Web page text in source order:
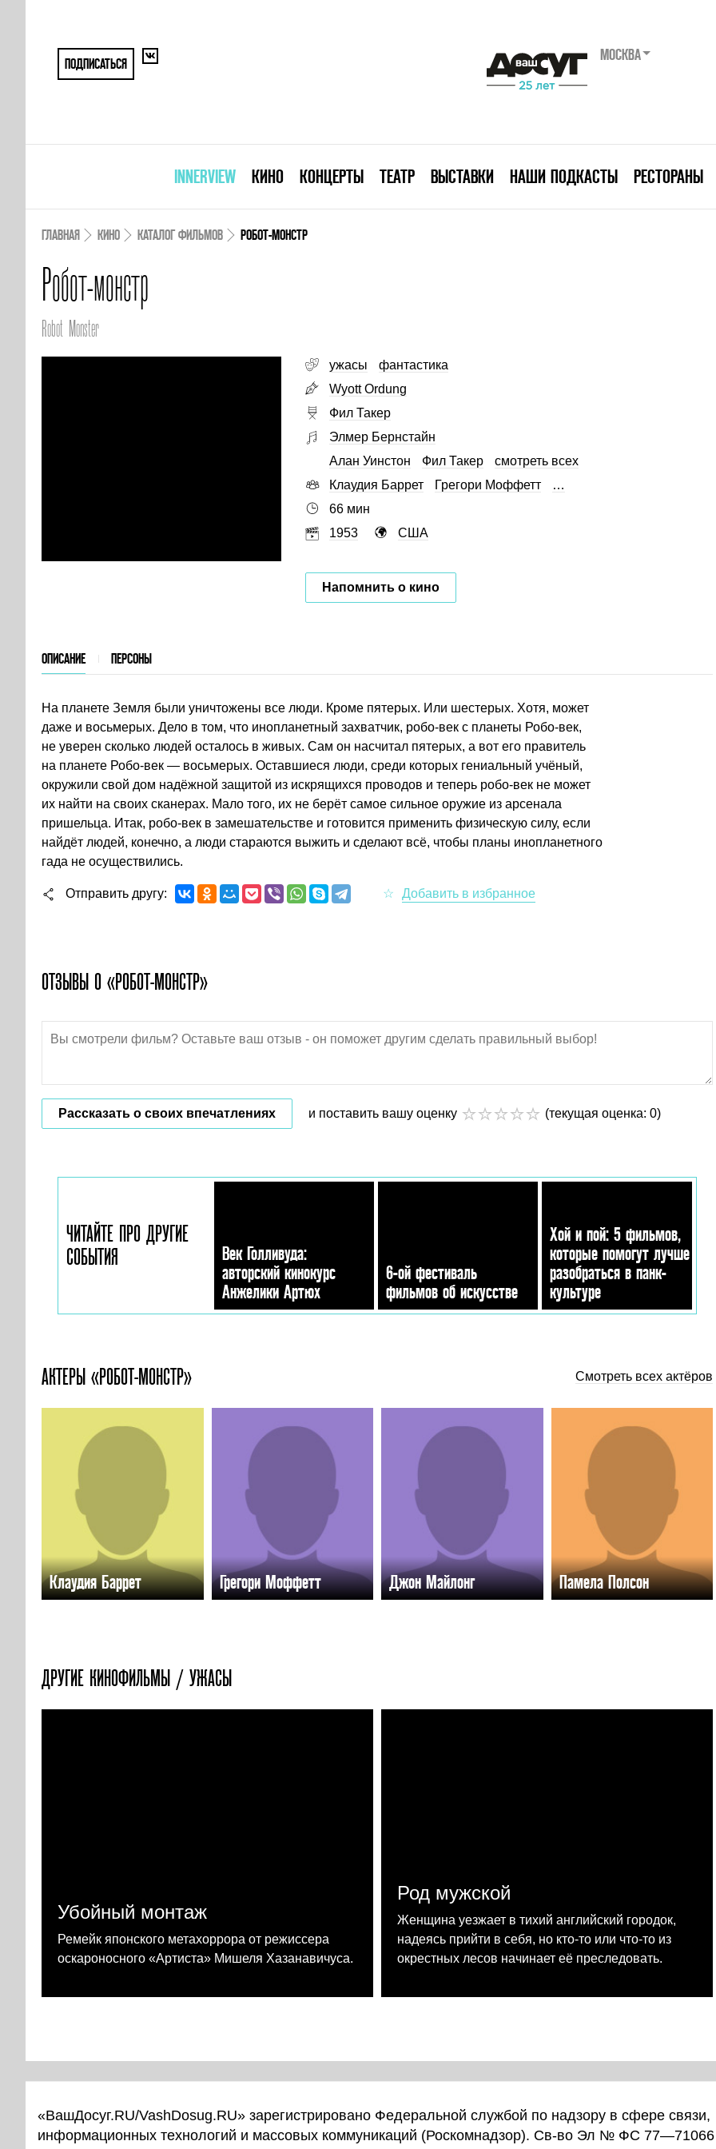
ПОДПИСАТЬСЯ
МОСКВА
INNERVIEW КИНО КОНЦЕРТЫ ТЕАТР ВЫСТАВКИ НАШИ ПОДКАСТЫ РЕСТОРАНЫ
ГЛАВНАЯ КИНО КАТАЛОГ ФИЛЬМОВ РОБОТ-МОНСТР
Робот-монстр
Robot Monster
ужасы
фантастика
Wyott Ordung
Фил Такер
Элмер Бернстайн
Алан Уинстон
Фил Такер
смотреть всех
Клаудия Баррет
Грегори Моффетт
…
66 мин
1953
США
Напомнить о кино
ОПИСАНИЕ ПЕРСОНЫ
На планете Земля были уничтожены все люди. Кроме пятерых. Или шестерых. Хотя, может
даже и восьмерых. Дело в том, что инопланетный захватчик, робо-век с планеты Робо-век,
не уверен сколько людей осталось в живых. Сам он насчитал пятерых, а вот его правитель
на планете Робо-век — восьмерых. Оставшиеся люди, среди которых гениальный учёный,
окружили свой дом надёжной защитой из искрящихся проводов и теперь робо-век не может
их найти на своих сканерах. Мало того, их не берёт самое сильное оружие из арсенала
пришельца. Итак, робо-век в замешательстве и готовится применить физическую силу, если
найдёт людей, конечно, а люди стараются выжить и сделают всё, чтобы планы инопланетного
гада не осуществились.
Отправить другу
ОТЗЫВЫ О «РОБОТ-МОНСТР»
Рассказать о своих впечатлениях и поставить вашу оценку (текущая оценка: 0)
ЧИТАЙТЕ ПРО ДРУГИЕ
СОБЫТИЯ
Век Голливуда:
авторский кинокурс
Анжелики Артюх
6-ой фестиваль
фильмов об искусстве
Хой и пой: 5 фильмов,
которые помогут лучше
разобраться в панк-
культуре
АКТЕРЫ «РОБОТ-МОНСТР» Смотреть всех актёров
Клаудия Баррет Грегори Моффетт Джон Майлонг Памела Полсон
ДРУГИЕ КИНОФИЛЬМЫ / УЖАСЫ
Убойный монтаж
Ремейк японского метахоррора от режиссера
оскароносного «Артиста» Мишеля Хазанавичуса.
Род мужской
Женщина уезжает в тихий английский городок,
надеясь прийти в себя, но кто-то или что-то из
окрестных лесов начинает её преследовать.
«ВашДосуг.RU/VashDosug.RU» зарегистрировано Федеральной службой по надзору в сфере связи,
информационных технологий и массовых коммуникаций (Роскомнадзор). Св-во Эл № ФС 77—71066